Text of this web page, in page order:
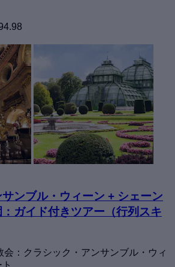
ンブル・ウィーン + シェーン
ガイド付きツアー（行列スキ
会：クラシック・アンサンブル・ウィ